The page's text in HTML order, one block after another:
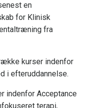
en
for Klinisk
fra
kurser indenfor
i efteruddannelse.
indenfor Acceptance
terapi,